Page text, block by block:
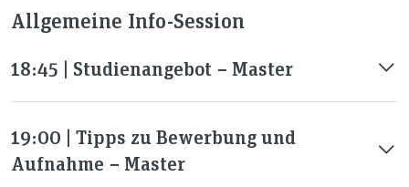
Allgemeine Info-Session
18:45 | Studienangebot − Master
19:00 | Tipps zu Bewerbung und
Aufnahme − Master